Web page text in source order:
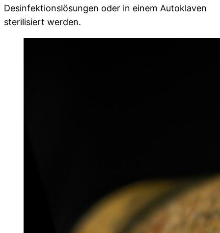
Desinfektionslösungen oder in einem Autoklaven
sterilisiert werden.